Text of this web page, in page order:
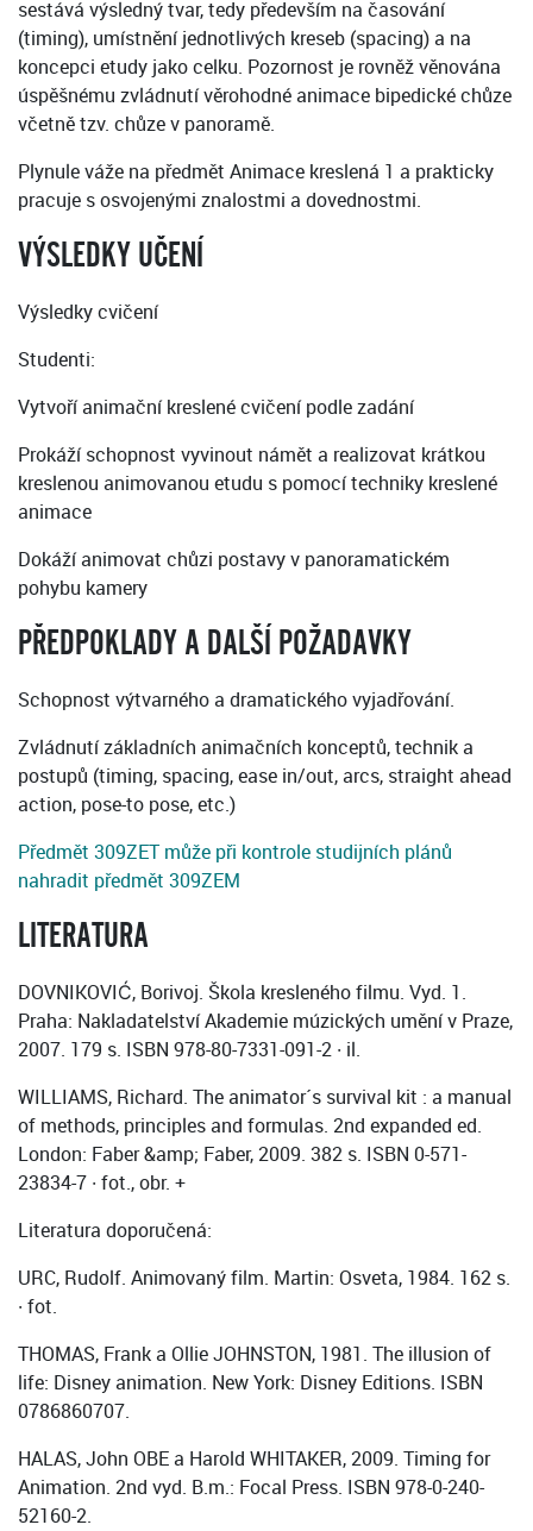
sestává výsledný tvar, tedy především na časování
(timing), umístnění jednotlivých kreseb (spacing) a na
koncepci etudy jako celku. Pozornost je rovněž věnována
úspěšnému zvládnutí věrohodné animace bipedické chůze
včetně tzv. chůze v panoramě.
Plynule váže na předmět Animace kreslená 1 a prakticky
pracuje s osvojenými znalostmi a dovednostmi.
VÝSLEDKY UČENÍ
Výsledky cvičení
Studenti:
Vytvoří animační kreslené cvičení podle zadání
Prokáží schopnost vyvinout námět a realizovat krátkou
kreslenou animovanou etudu s pomocí techniky kreslené
animace
Dokáží animovat chůzi postavy v panoramatickém
pohybu kamery
PŘEDPOKLADY A DALŠÍ POŽADAVKY
Schopnost výtvarného a dramatického vyjadřování.
Zvládnutí základních animačních konceptů, technik a
postupů (timing, spacing, ease in/out, arcs, straight ahead
action, pose-to pose, etc.)
Předmět 309ZET může při kontrole studijních plánů
nahradit předmět 309ZEM
LITERATURA
DOVNIKOVIĆ, Borivoj. Škola kresleného filmu. Vyd. 1.
Praha: Nakladatelství Akademie múzických umění v Praze,
2007. 179 s. ISBN 978-80-7331-091-2 · il.
WILLIAMS, Richard. The animator´s survival kit : a manual
of methods, principles and formulas. 2nd expanded ed.
London: Faber &amp; Faber, 2009. 382 s. ISBN 0-571-
23834-7 · fot., obr. +
Literatura doporučená:
URC, Rudolf. Animovaný film. Martin: Osveta, 1984. 162 s.
· fot.
THOMAS, Frank a Ollie JOHNSTON, 1981. The illusion of
life: Disney animation. New York: Disney Editions. ISBN
0786860707.
HALAS, John OBE a Harold WHITAKER, 2009. Timing for
Animation. 2nd vyd. B.m.: Focal Press. ISBN 978-0-240-
52160-2.